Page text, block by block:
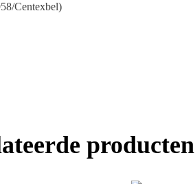
Centexbel)
producten